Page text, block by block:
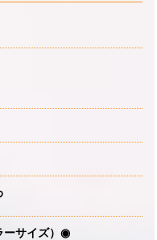
ーサイズ）◉